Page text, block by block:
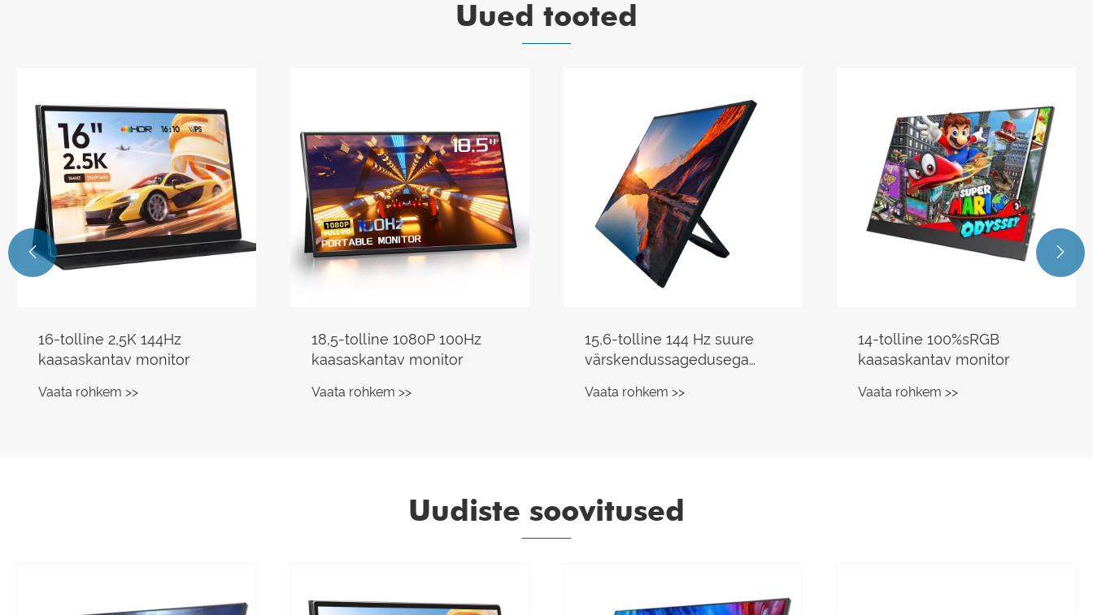
Uued tooted
16-tolline 2,5K 144Hz
kaasaskantav monitor
Vaata rohkem >>
18,5-tolline 1080P 100Hz
kaasaskantav monitor
Vaata rohkem >>
15,6-tolline 144 Hz suure
värskendussagedusega
Vaata rohkem >>
14-tolline 100%sRGB
kaasaskantav monitor
Vaata rohkem >>
 
Uudiste soovitused